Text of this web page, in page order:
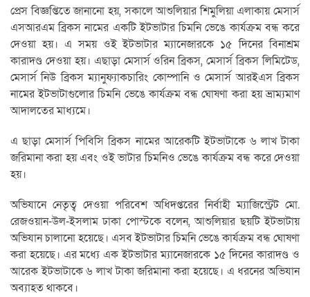
প্রেস বিজ্ঞপ্তিতে জানানো হয়, সকালে আশুলিয়ার শিমুলিয়া এলাকায় মেসার্স
এসআরএম ব্রিকস নামের একটি ইটভাটার চিমনি ভেঙে কার্যক্রম বন্ধ করে
দেওয়া হয়। এ সময় ওই ইটভাটার ম্যানেজারকে ১৫ দিনের বিনাশ্রম
কারাদণ্ড দেওয়া হয়। এছাড়া মেসার্স ওরিন ব্রিকস, মেসার্স ব্রিকস লিমিটেড,
মেসার্স নিউ ব্রিকস ম্যানুফ্যাকচারিং কোম্পানি ও মেসার্স আরইএস ব্রিকস
নামের ইটভাটাগুলোর চিমনি ভেঙে কার্যক্রম বন্ধ ঘোষণা করা হয় ভ্রাম্যমাণ
আদালতের মাধ্যমে।
এ ছাড়া মেসার্স পিবিসি ব্রিকস নামের আরেকটি ইটভাটাকে ৬ লাখ টাকা
জরিমানা করা হয় এবং ওই ভাটার চিমনিও ভেঙে কার্যক্রম বন্ধ করে দেওয়া
হয়।
অভিযানে নেতৃত্ব দেওয়া পরিবেশ অধিদপ্তরের নির্বাহী ম্যাজিস্ট্রেট মো.
রেজওয়ান-উল-ইসলাম ঢাকা পোস্টকে বলেন, আশুলিয়ার ছয়টি ইটভাটায়
অভিযান চালানো হয়েছে। এসব ইটভাটার চিমনি ভেঙে কার্যক্রম বন্ধ ঘোষণা
করা হয়েছে। এর মধ্যে এক ইটভাটার ম্যানেজারকে ১৫ দিনের কারাদণ্ড ও
আরেক ইটভাটাকে ৬ লাখ টাকা জরিমানা করা হয়েছে। এ ধরনের অভিযান
অব্যাহত থাকবে।